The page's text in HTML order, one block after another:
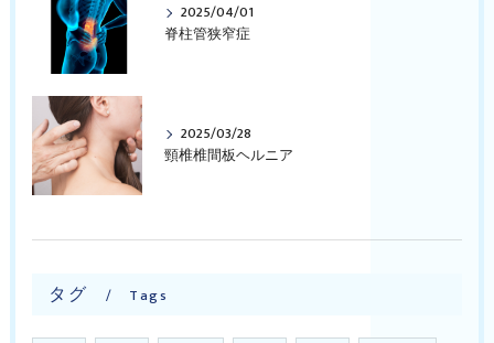
2025/04/01
脊柱管狭窄症
2025/03/28
頸椎椎間板ヘルニア
タグ Tags